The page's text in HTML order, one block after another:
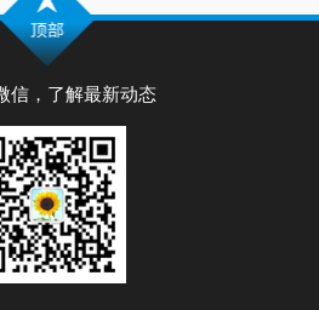
信，了解最新动态